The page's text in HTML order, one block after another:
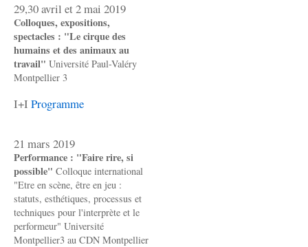
29,30 avril et 2 mai 2019
Colloques, expositions,
spectacles : "Le cirque des
humains et des animaux au
travail" Université Paul-Valéry
Montpellier 3
I+I Programme
21 mars 2019
Performance : "Faire rire, si
possible" Colloque international
"Etre en scène, être en jeu :
statuts, esthétiques, processus et
techniques pour l'interprète et le
performeur" Université
Montpellier3 au CDN Montpellier